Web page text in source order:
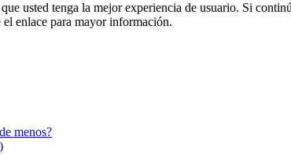
usted tenga la mejor experiencia de usuario. Si
el enlace para mayor información.
menos?